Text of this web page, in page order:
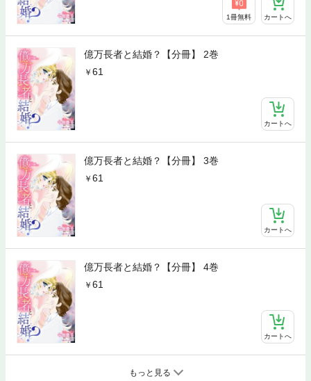
1冊無料 カートへ
億万長者と結婚？【分冊】 2巻
61
カートへ
億万長者と結婚？【分冊】 3巻
61
カートへ
億万長者と結婚？【分冊】 4巻
61
カートへ
もっと見る